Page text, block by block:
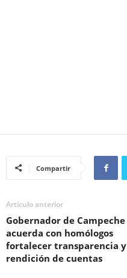
Compartir
Artículo anterior
Gobernador de Campeche
acuerda con homólogos
fortalecer transparencia y
rendición de cuentas